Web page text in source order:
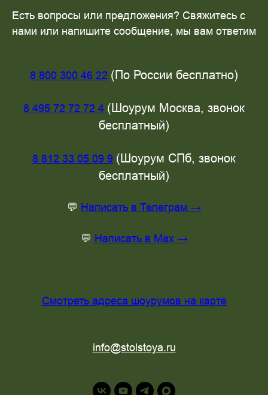
Есть вопросы или предложения? Свяжитесь с
нами или напишите сообщение, мы вам ответим
8 800 300 46 22 (По России бесплатно)
8 495 72 72 72 4 (Шоурум Москва, звонок
бесплатный)
8 812 33 05 09 9 (Шоурум СПб, звонок
бесплатный)
💬 Написать в Телеграм →
💬 Написать в Max →
Смотреть адреса шоурумов на карте
info@stolstoya.ru